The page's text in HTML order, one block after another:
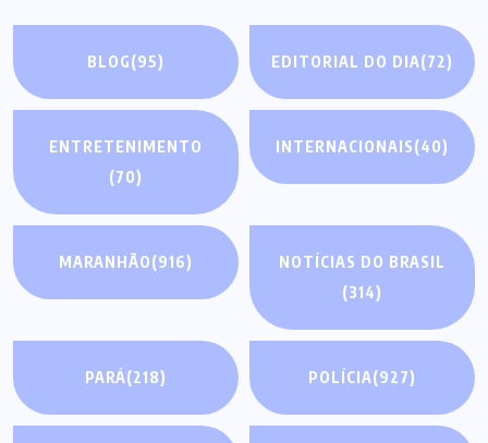
BLOG(95) EDITORIAL DO DIA(72)
ENTRETENIMENTO
(70)
INTERNACIONAIS(40)
MARANHÃO(916)
NOTÍCIAS DO BRASIL
(314)
PARÁ(218) POLÍCIA(927)